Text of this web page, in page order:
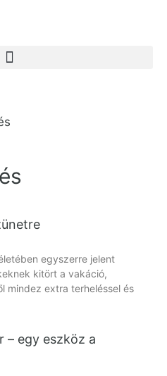
egyszerre jelent
kitört a vakáció,
mindez extra terheléssel és
– egy eszköz a